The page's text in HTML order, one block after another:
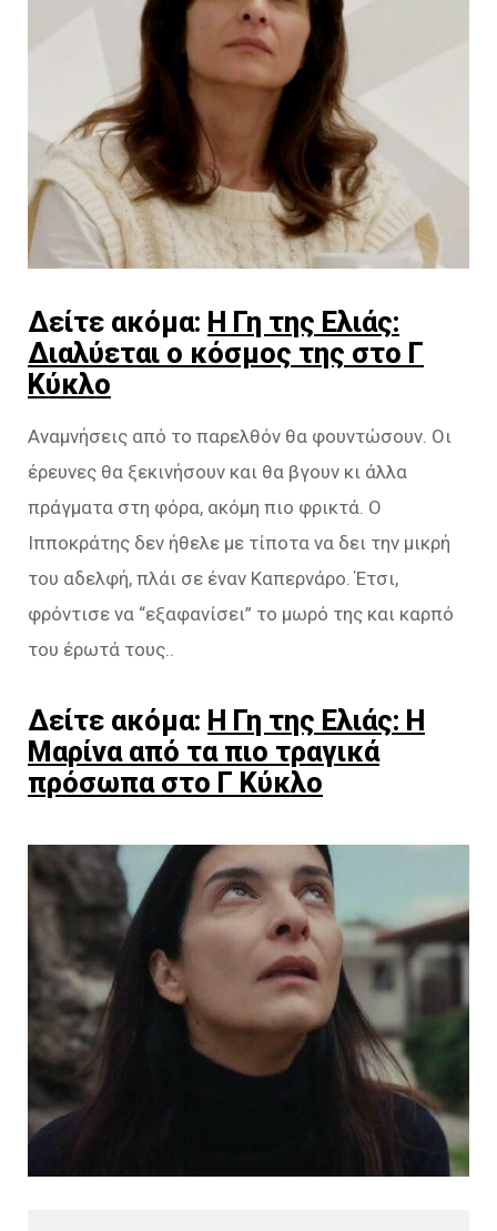
Δείτε ακόμα: Η Γη της Ελιάς:
Διαλύεται ο κόσμος της στο Γ
Κύκλο
Αναμνήσεις από το παρελθόν θα φουντώσουν. Οι
έρευνες θα ξεκινήσουν και θα βγουν κι άλλα
πράγματα στη φόρα, ακόμη πιο φρικτά. Ο
Ιπποκράτης δεν ήθελε με τίποτα να δει την μικρή
του αδελφή, πλάι σε έναν Καπερνάρο. Έτσι,
φρόντισε να “εξαφανίσει” το μωρό της και καρπό
του έρωτά τους..
Δείτε ακόμα: Η Γη της Ελιάς: Η
Μαρίνα από τα πιο τραγικά
πρόσωπα στο Γ Κύκλο